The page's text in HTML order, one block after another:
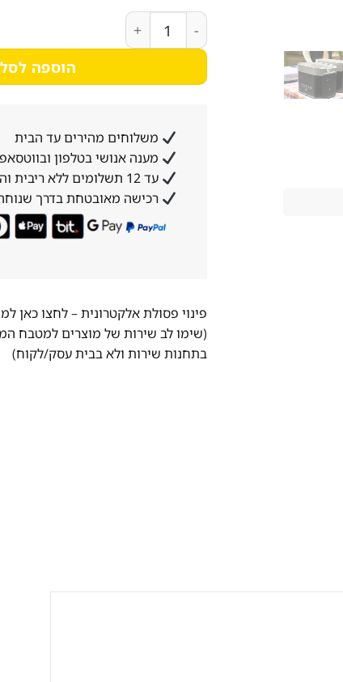
כמות של קיט תחנת כוח ניידת ECOFLOW DELTA 2 MAX + תא הרחבה יבואן רשמי
הוספה לסל
משלוחים מהירים עד הבית
מענה אנושי בטלפון ובווטסאפ
עד 12 תשלומים ללא ריבית והצמדה
רכישה מאובטחת בדרך
פינוי פסולת אלקטרונית –לחצו כאן
(שימו לב שירות של מוצרים למטבח
בתחנות שירות ולא בבית עסק/לקוח)